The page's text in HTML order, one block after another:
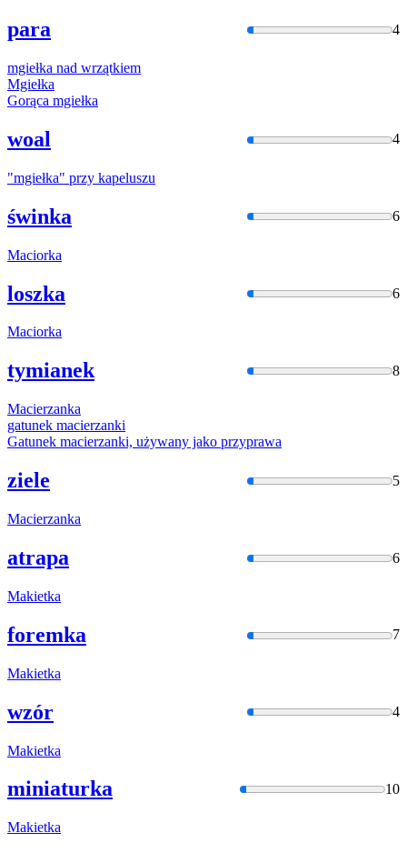
para 4
mgiełka nad wrzątkiem
Mgiełka
Gorąca mgiełka
woal 4
"mgiełka" przy kapeluszu
świnka 6
Maciorka
loszka 6
Maciorka
tymianek 8
Macierzanka
gatunek macierzanki
Gatunek macierzanki, używany jako przyprawa
ziele 5
Macierzanka
atrapa 6
Makietka
foremka 7
Makietka
wzór 4
Makietka
miniaturka 10
Makietka